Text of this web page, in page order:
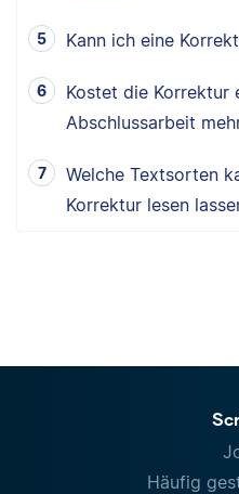
Kann ich eine
Kostet die Korrektur
Abschlussarbeit
Welche Textsorten
Korrektur lesen
Häufig